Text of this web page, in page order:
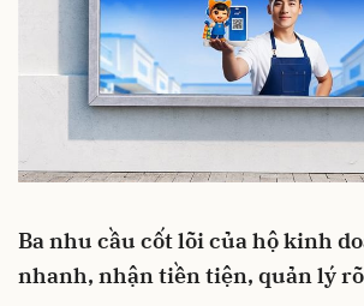
Ba nhu cầu cốt lõi của hộ kinh
nhanh, nhận tiền tiện, quản lý